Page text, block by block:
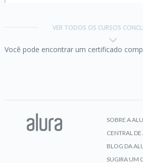
VER TODOS OS CURSOS
Você pode encontrar um certificado
SOBRE A
CENTRAL
BLOG DA
SUGIRA UM